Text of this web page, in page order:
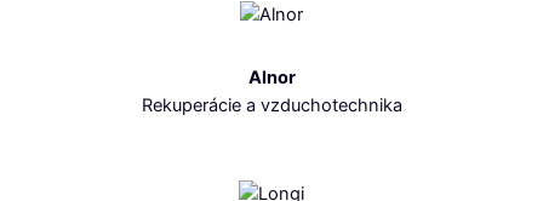
Alnor
Rekuperácie a vzduchotechnika